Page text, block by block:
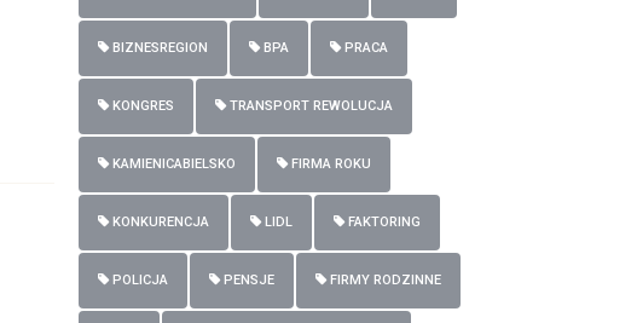
BIZNESREGION BPA PRACA
KONGRES TRANSPORT REWOLUCJA
KAMIENICABIELSKO FIRMA ROKU
KONKURENCJA LIDL FAKTORING
POLICJA PENSJE FIRMY RODZINNE